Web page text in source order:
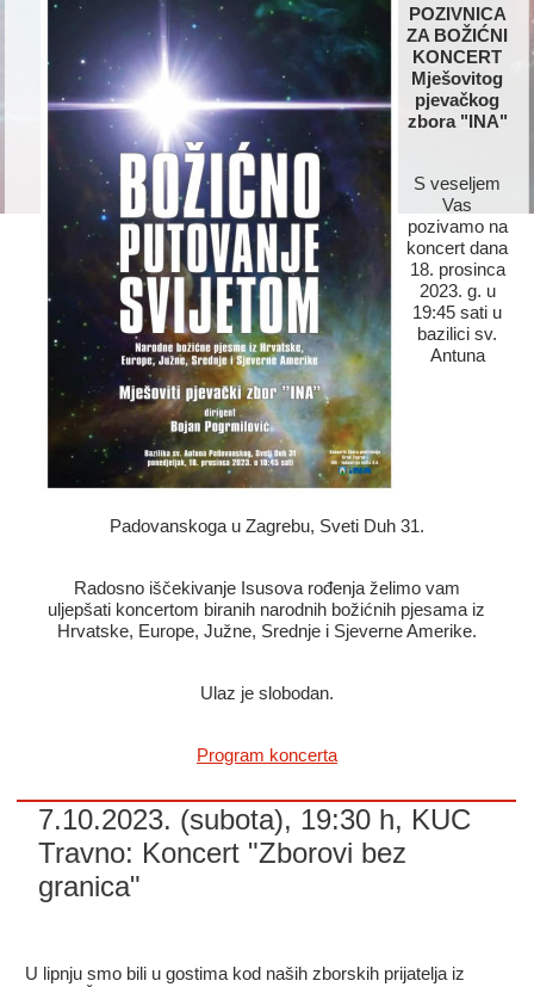
POZIVNICA
ZA BOŽIĆNI
KONCERT
Mješovitog
pjevačkog
zbora "INA"
S veseljem
Vas
pozivamo na
koncert dana
18. prosinca
2023. g. u
19:45 sati u
bazilici sv.
Antuna
Padovanskoga u Zagrebu, Sveti Duh 31.
Radosno iščekivanje Isusova rođenja želimo vam
uljepšati koncertom biranih narodnih božićnih pjesama iz
Hrvatske, Europe, Južne, Srednje i Sjeverne Amerike.
Ulaz je slobodan.
Program koncerta
7.10.2023. (subota), 19:30 h, KUC
Travno: Koncert "Zborovi bez
granica"
U lipnju smo bili u gostima kod naših zborskih prijatelja iz